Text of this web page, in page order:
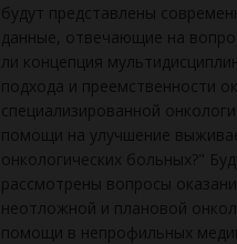
будут представлены
данные, отвечающие на
ли концепция
подхода и преемственности
специализированной
помощи на улучшение
онкологических больных?"
рассмотрены вопросы
неотложной и плановой
помощи в непрофильных